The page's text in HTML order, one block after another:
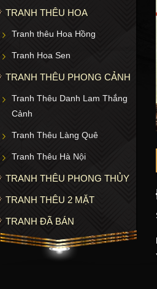
TRANH THÊU HOA
Tranh thêu Hoa Hồng
Tranh Hoa Sen
TRANH THÊU PHONG CẢNH
Tranh Thêu Danh Lam Thắng
Cảnh
Tranh Thêu Làng Quê
Tranh Thêu Hà Nội
TRANH THÊU PHONG THỦY
TRANH THÊU 2 MẶT
TRANH ĐÃ BÁN